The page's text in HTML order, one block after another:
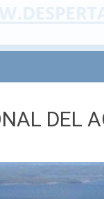
DEL